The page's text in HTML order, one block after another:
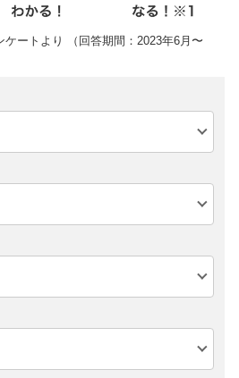
ートより （回答期間：2023年6月〜